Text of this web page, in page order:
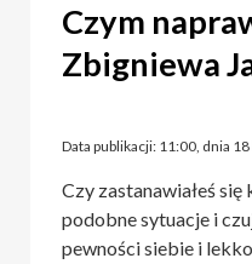
Czym
Zbigniewa
Data publikacji: 11:00, dnia
Czy zastanawiałeś się
podobne sytuacje i
pewności siebie i